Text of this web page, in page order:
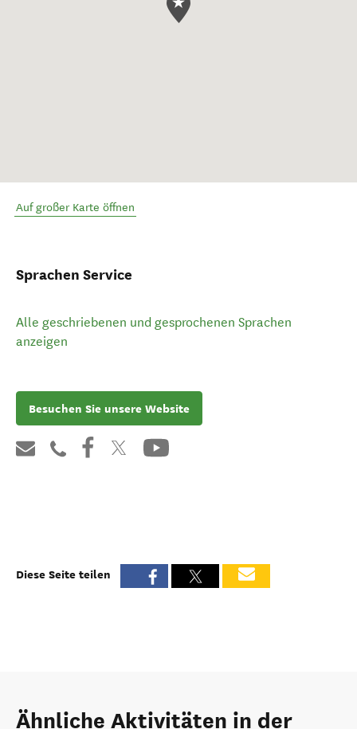
Auf großer Karte öffnen
Sprachen Service
Alle geschriebenen und gesprochenen Sprachen
anzeigen
Besuchen Sie unsere Website
Diese Seite teilen
Ähnliche Aktivitäten in der